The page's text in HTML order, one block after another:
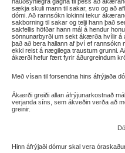
sækja skuli mann til sakar, svo og að
dómi. Að rannsókn lokinni tekur
sakborning til sakar og telji hann það
sakfellis höfðar hann mál á hendur
sönnunarbyrði um sekt ákærða hvílir á
það að bera hallann af því ef
ekki reist á nægilega traustum grunni.
ákærði hefur fært fyrir áðurgreindum
Með vísan til forsendna hins áfrýjaða
Ákærði greiði allan áfrýjunarkostnað
verjanda síns, sem ákveðin verða að
greinir.
Hinn áfrýjaði dómur skal vera